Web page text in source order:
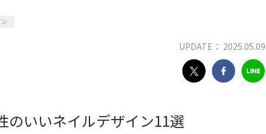
UPDATE： 2025.05.09
のいいネイルデザイン11選